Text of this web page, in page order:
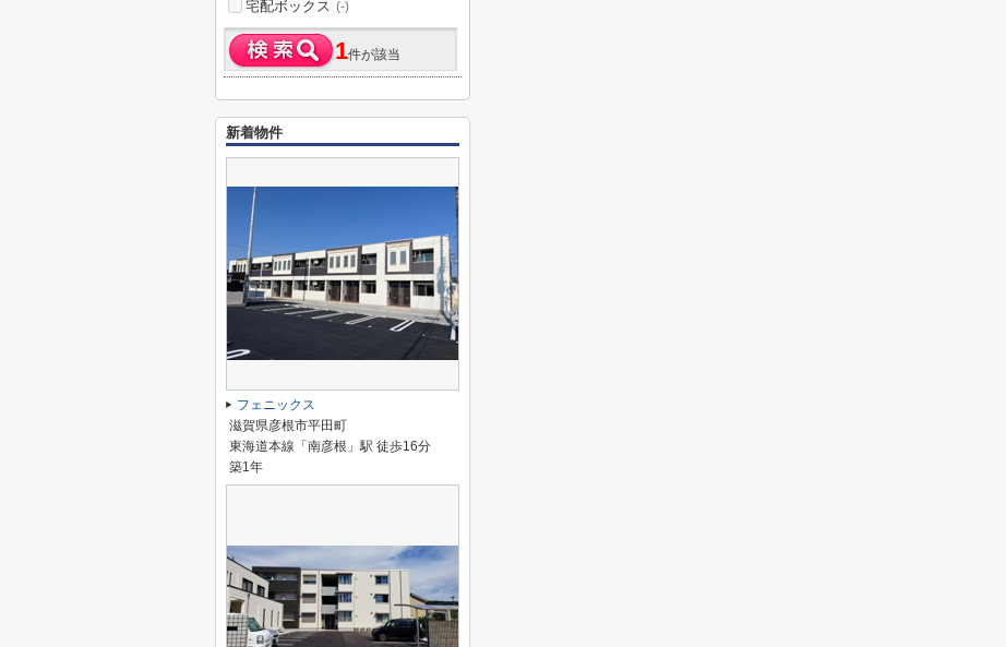
宅配ボックス (-)
1件が該当
新着物件
フェニックス
滋賀県彦根市平田町
東海道本線「南彦根」駅 徒歩16分
築1年